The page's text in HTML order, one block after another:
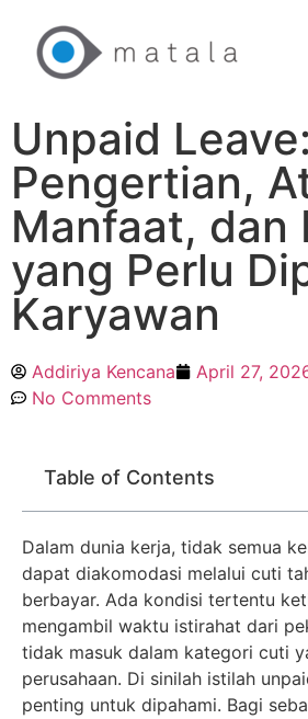
Unpaid Leave:
Pengertian,
Manfaat, dan
yang Perlu
Karyawan
Addiriya Kencana April 27,
No Comments
Table of Contents
Dalam dunia kerja, tidak semua
dapat diakomodasi melalui cuti
berbayar. Ada kondisi tertentu
mengambil waktu istirahat dari
tidak masuk dalam kategori cuti
perusahaan. Di sinilah istilah
penting untuk dipahami. Bagi